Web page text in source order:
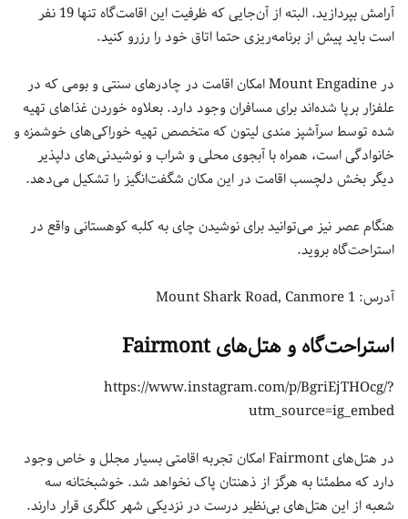
آرامش بپردازید. البته از آن‌جایی که ظرفیت این اقامت‌گاه تنها 19 نفر
است باید پیش از برنامه‌ریزی حتما اتاق خود را رزرو کنید.
در Mount Engadine امکان اقامت در چادرهای سنتی و بومی که در
علفزار برپا شده‌اند برای مسافران وجود دارد. بعلاوه خوردن غذاهای تهیه
شده توسط سرآشپز مندی لیتون که متخصص تهیه خوراکی‌های خوشمزه و
خانوادگی است، همراه با آبجوی محلی و شراب و نوشیدنی‌های دلپذیر
دیگر بخش دلچسب اقامت در این مکان شگفت‌انگیز را تشکیل می‌دهد.
هنگام عصر نیز می‌توانید برای نوشیدن چای به کلبه کوهستانی واقع در
استراحت‌گاه بروید.
آدرس: 1 Mount Shark Road, Canmore
استراحت‌گاه و هتل‌های Fairmont
https://www.instagram.com/p/BgriEjTHOcg/?
utm_source=ig_embed
در هتل‌های Fairmont امکان تجربه اقامتی بسیار مجلل و خاص وجود
دارد که مطمئنا به هرگز از ذهنتان پاک نخواهد شد. خوشبختانه سه
شعبه از این هتل‌های بی‌نظیر درست در نزدیکی شهر کلگری قرار دارند.